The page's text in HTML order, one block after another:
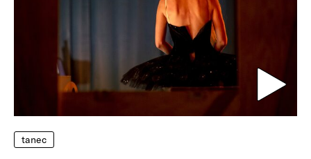
tanec